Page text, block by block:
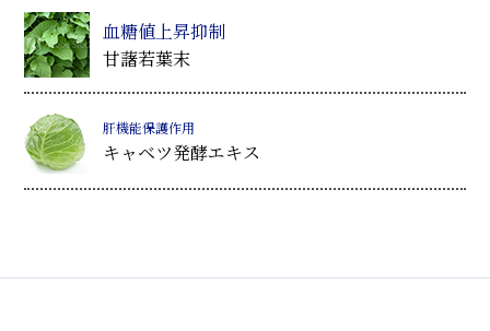
血糖値上昇抑制
甘藷若葉末
肝機能保護作用
キャベツ発酵エキス